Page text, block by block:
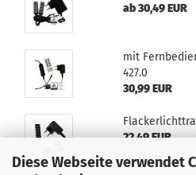
Diese Webseite verwendet
ab 30,49 EUR
mit
427.0
30,99 EUR
22,49 EUR